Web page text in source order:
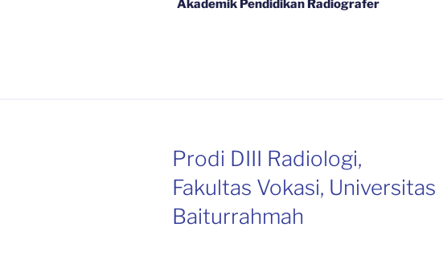
Akademik Pendidikan Radiografer
Prodi DIII Radiologi,
Fakultas Vokasi, Universitas
Baiturrahmah